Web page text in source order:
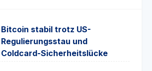
Bitcoin stabil trotz US-
Regulierungsstau und
Coldcard-Sicherheitslücke